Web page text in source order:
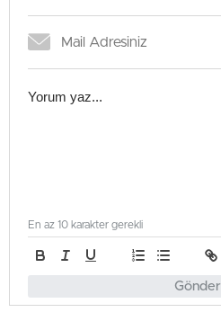
Gönder
En az 10 karakter gerekli